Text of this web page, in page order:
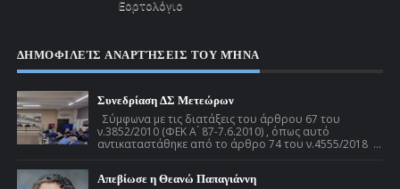
Εορτολόγιο
ΔΗΜΟΦΙΛΕΊΣ ΑΝΑΡΤΉΣΕΙΣ ΤΟΥ ΜΉΝΑ
Συνεδρίαση ΔΣ Μετεώρων
Σύμφωνα με τις διατάξεις του άρθρου 67 του
ν.3852/2010 (ΦΕΚ Α ́ 87-7.6.2010) , όπως αυτό
αντικαταστάθηκε από το άρθρο 74 του ν.4555/2018 ...
Απεβίωσε η Θεανώ Παπαγιάννη